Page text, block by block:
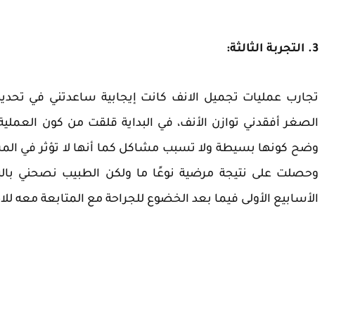
3. التجربة الثالثة:
تجارب عمليات تجميل الانف كانت إيجابية ساعدتني في
الصغر أفقدني توازن الأنف، في البداية قلقت من كون
وضح كونها بسيطة ولا تسبب مشاكل كما أنها لا تؤثر
وحصلت على نتيجة مرضية نوعًا ما ولكن الطبيب نصحني
الأسابيع الأولى فيما بعد الخضوع للجراحة مع المتابعة معه